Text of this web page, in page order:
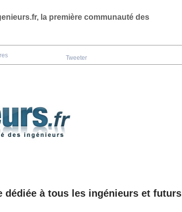
la première communauté des
Tweeter
dédiée à tous les ingénieurs et futurs